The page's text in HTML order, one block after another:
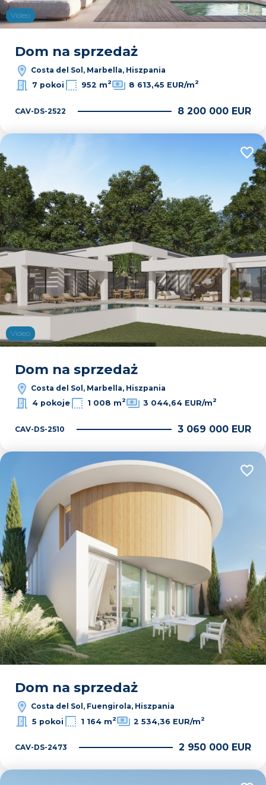
Video
Dom na sprzedaż
Costa del Sol, Marbella, Hiszpania
7 pokoi
952 m2 8 613,45 EUR/m2
CAV-DS-2522 8 200 000 EUR
Video
Dom na sprzedaż
Costa del Sol, Marbella, Hiszpania
4 pokoje
1 008 m2 3 044,64 EUR/m2
CAV-DS-2510 3 069 000 EUR
Dom na sprzedaż
Costa del Sol, Fuengirola, Hiszpania
5 pokoi
1 164 m2 2 534,36 EUR/m2
CAV-DS-2473 2 950 000 EUR